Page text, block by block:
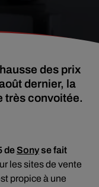
des prix
dernier, la
très convoitée.
deSonyse fait
les sites de vente
propice à une